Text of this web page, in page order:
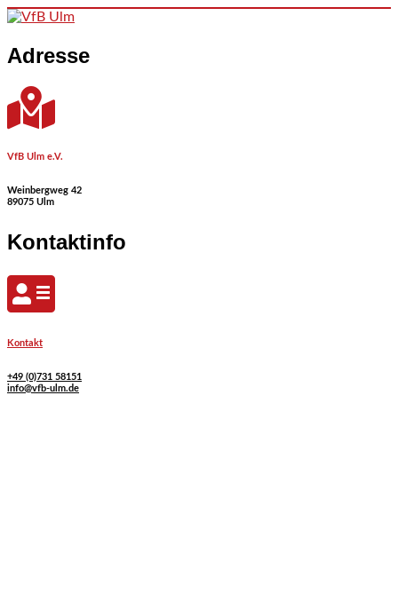
Skip to content
Adresse
VfB Ulm e.V.
Weinbergweg 42
89075 Ulm
Kontaktinfo
Kontakt
+49 (0)731 58151
info@vfb-ulm.de